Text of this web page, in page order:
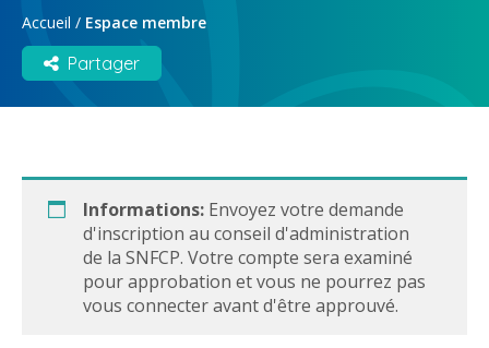
Accueil / Espace membre
Partager
Informations: Envoyez votre demande
d'inscription au conseil d'administration
de la SNFCP. Votre compte sera examiné
pour approbation et vous ne pourrez pas
vous connecter avant d'être approuvé.